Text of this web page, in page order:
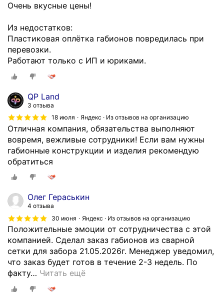
Очень вкусные цены!
Из недостатков:
Пластиковая оплётка габионов повредилась при
перевозки.
Работают только с ИП и юриками.
QP Land
3 отзыва
18 июля
Яндекс · Из отзывов на организацию
Отличная компания, обязательства выполняют
вовремя, вежливые сотрудники! Если вам нужны
габионные конструкции и изделия рекомендую
обратиться
Олег Гераськин
4 отзыва
30 июня
Яндекс · Из отзывов на организацию
Положительные эмоции от сотрудничества с этой
компанией. Сделал заказ габионов из сварной
сетки для забора 21.05.2026г. Менеджер уведомил,
что заказ будет готов в течение 2-3 недель. По
факту… Читать ещё